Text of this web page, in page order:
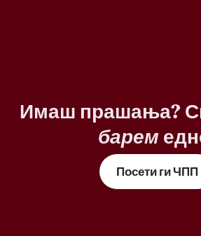
Имаш прашања?
барем
Посети ги ЧПП